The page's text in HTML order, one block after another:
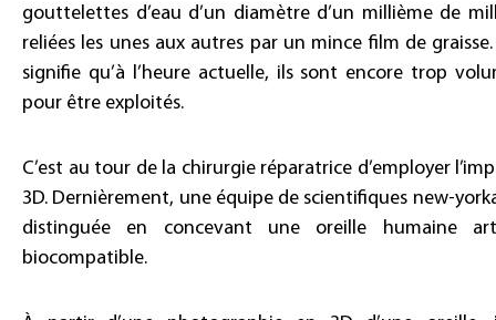
gouttelettes d’eau d’un diamètre d’un millième de
reliées les unes aux autres par un mince film de
signifie qu’à l’heure actuelle, ils sont encore trop
pour être exploités.
C’est au tour de la chirurgie réparatrice d’employer
3D. Dernièrement, une équipe de scientifiques new-
distinguée en concevant une oreille humaine
biocompatible.